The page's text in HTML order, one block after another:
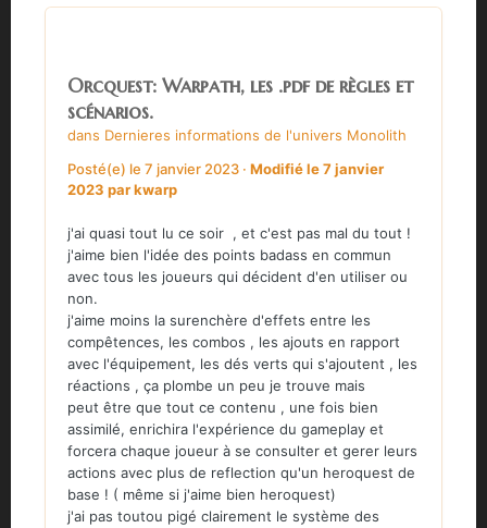
Orcquest: Warpath, les .pdf de règles et
scénarios.
dans Dernieres informations de l'univers Monolith
Posté(e) le 7 janvier 2023 · Modifiéle 7 janvier
2023 par kwarp
j'ai quasi tout lu ce soir , et c'est pas mal du tout !
j'aime bien l'idée des points badass en commun
avec tous les joueurs qui décident d'en utiliser ou
non.
j'aime moins la surenchère d'effets entre les
compêtences, les combos , les ajouts en rapport
avec l'équipement, les dés verts qui s'ajoutent , les
réactions , ça plombe un peu je trouve mais
peut être que tout ce contenu , une fois bien
assimilé, enrichira l'expérience du gameplay et
forcera chaque joueur à se consulter et gerer leurs
actions avec plus de reflection qu'un heroquest de
base ! ( même si j'aime bien heroquest)
j'ai pas toutou pigé clairement le système des